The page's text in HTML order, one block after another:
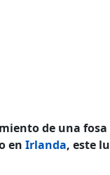
de una
en Irlanda, este